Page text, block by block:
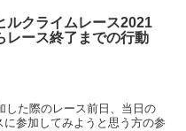
ルクライムレース2021
レース終了までの行動
した際のレース前日、当日の
参加してみようと思う方の参